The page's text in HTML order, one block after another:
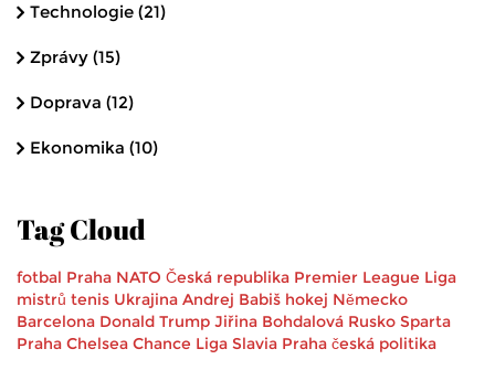
Technologie (21)
Zprávy (15)
Doprava (12)
Ekonomika (10)
Tag Cloud
fotbal Praha NATO Česká republika Premier League Liga
mistrů tenis Ukrajina Andrej Babiš hokej Německo
Barcelona Donald Trump Jiřina Bohdalová Rusko Sparta
Praha Chelsea Chance Liga Slavia Praha česká politika